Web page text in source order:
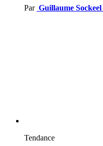
Par Guillaume Sockeel
Tendance